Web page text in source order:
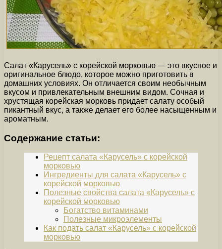
Салат «Карусель» с корейской морковью — это вкусное и
оригинальное блюдо, которое можно приготовить в
домашних условиях. Он отличается своим необычным
вкусом и привлекательным внешним видом. Сочная и
хрустящая корейская морковь придает салату особый
пикантный вкус, а также делает его более насыщенным и
ароматным.
Содержание статьи:
Рецепт салата «Карусель» с корейской
морковью
Ингредиенты для салата «Карусель» с
корейской морковью
Полезные свойства салата «Карусель» с
корейской морковью
Богатство витаминами
Полезные микроэлементы
Как подать салат «Карусель» с корейской
морковью